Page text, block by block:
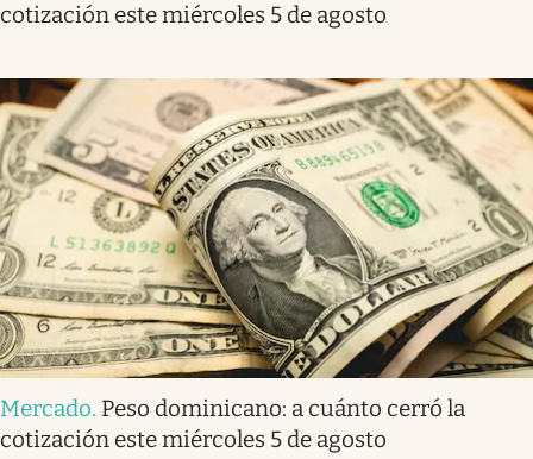
cotización este miércoles 5 de agosto
Mercado. Peso dominicano: a cuánto cerró la
cotización este miércoles 5 de agosto